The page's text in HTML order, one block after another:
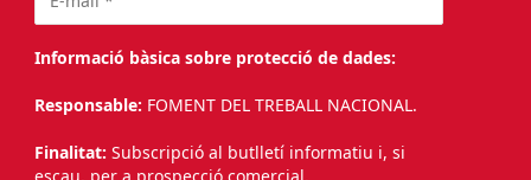
Informació bàsica sobre protecció de dades:
Responsable: FOMENT DEL TREBALL NACIONAL.
Finalitat: Subscripció al butlletí informatiu i, si